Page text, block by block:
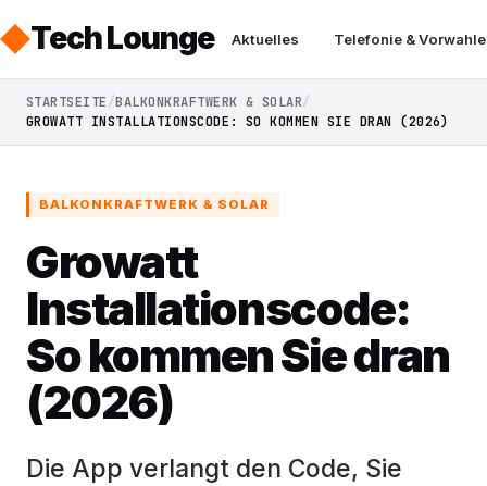
Tech Lounge Aktuelles Telefonie &
STARTSEITE BALKONKRAFTWERK & SOLAR
GROWATT INSTALLATIONSCODE: SO KOMMEN SIE DRAN (2026)
BALKONKRAFTWERK & SOLAR
Growatt
Installationscode:
So kommen Sie dran
(2026)
Die App verlangt den Code, Sie